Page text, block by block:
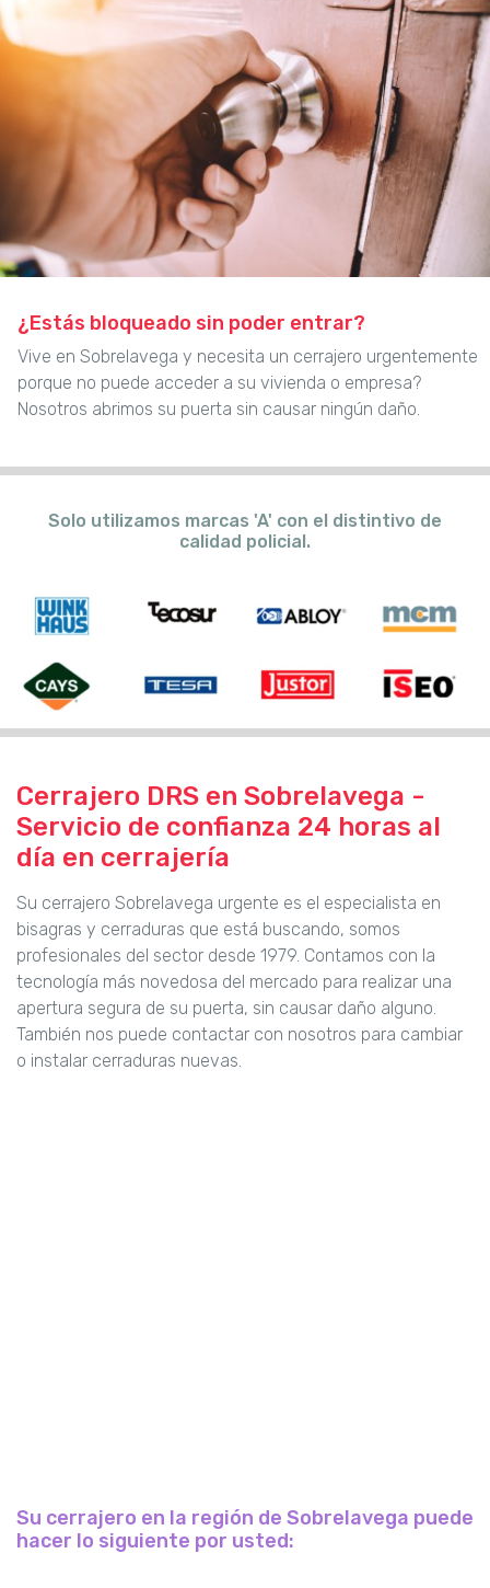
¿Estás bloqueado sin poder entrar?
Vive en Sobrelavega y necesita un cerrajero urgentemente
porque no puede acceder a su vivienda o empresa?
Nosotros abrimos su puerta sin causar ningún daño.
Solo utilizamos marcas 'A' con el distintivo de
calidad policial.
Cerrajero DRS en Sobrelavega -
Servicio de confianza 24 horas al
día en cerrajería
Su cerrajero Sobrelavega urgente es el especialista en
bisagras y cerraduras que está buscando, somos
profesionales del sector desde 1979. Contamos con la
tecnología más novedosa del mercado para realizar una
apertura segura de su puerta, sin causar daño alguno.
También nos puede contactar con nosotros para cambiar
o instalar cerraduras nuevas.
Su cerrajero en la región de Sobrelavega puede
hacer lo siguiente por usted: